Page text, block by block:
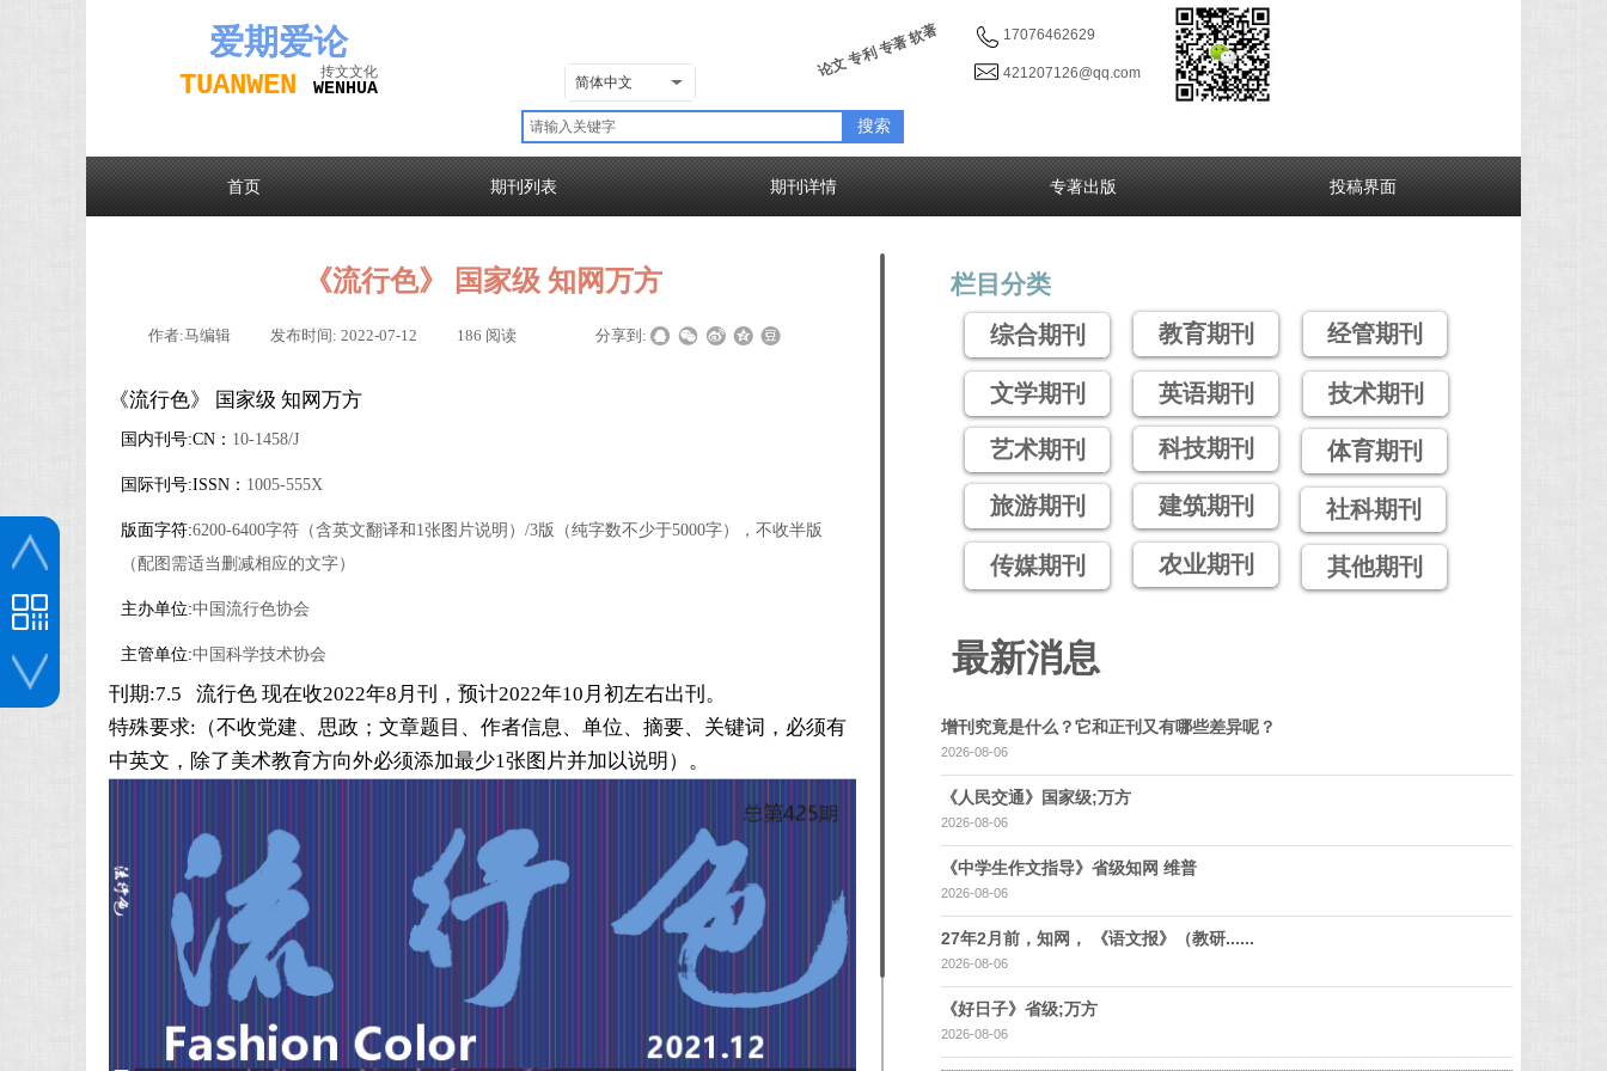
爱期爱论
TUANWEN WENHUA
17076462629
421207126@qq.com
抟文文化
简体中文
论文 专利 专著 软著
搜索
首页 期刊列表 期刊详情 专著出版 投稿界面
文学期刊
栏目分类
综合期刊
艺术期刊
旅游期刊
传媒期刊
教育期刊
英语期刊
科技期刊
建筑期刊
农业期刊
经管期刊
技术期刊
体育期刊
社科期刊
其他期刊
《流行色》 国家级 知网万方
作者:马编辑 发布时间: 2022-07-12 186 阅读 分享到:
《流行色》 国家级 知网万方
国内刊号:CN： 10-1458/J
国际刊号:ISSN： 1005-555X
版面字符:6200-6400字符（含英文翻译和1张图片说明）/3版（纯字数不少于5000字），不收半版
（配图需适当删减相应的文字）
主办单位:中国流行色协会
主管单位:中国科学技术协会
刊期:7.5 流行色 现在收2022年8月刊，预计2022年10月初左右出刊。
特殊要求:（不收党建、思政；文章题目、作者信息、单位、摘要、关键词，必须有
中英文，除了美术教育方向外必须添加最少1张图片并加以说明）。
最新消息
增刊究竟是什么？它和正刊又有哪些差异呢？
2026-08-06
《人民交通》国家级;万方
2026-08-06
《中学生作文指导》省级知网 维普
2026-08-06
27年2月前，知网， 《语文报》（教研......
2026-08-06
《好日子》省级;万方
2026-08-06
关注公众号